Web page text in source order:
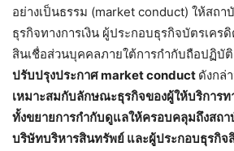
อย่างเป็นธรรม (market conduct) ให้สถา
ธุรกิจทางการเงิน ผู้ประกอบธุรกิจบัตรเคร
สินเชื่อส่วนบุคคลภายใต้การกำกับถือปฏิบั
ปรับปรุงประกาศ market conduct ดังกล่
เหมาะสมกับลักษณะธุรกิจของผู้ให้บริการท
ทั้งขยายการกำกับดูแลให้ครอบคลุมถึงสถา
บริษัทบริหารสินทรัพย์ และผู้ประกอบธุรกิจ